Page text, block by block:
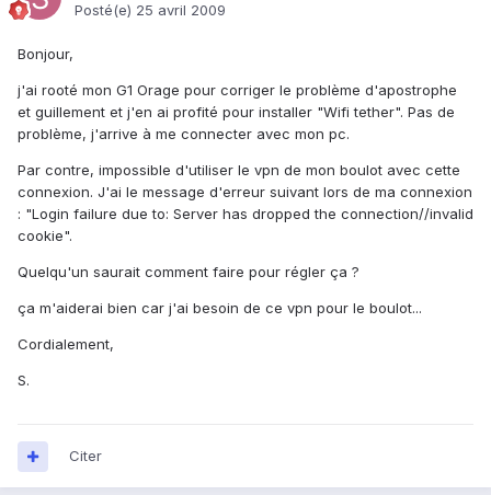
Posté(e) 25 avril 2009
Bonjour,
j'ai rooté mon G1 Orage pour corriger le problème d'apostrophe
et guillement et j'en ai profité pour installer "Wifi tether". Pas de
problème, j'arrive à me connecter avec mon pc.
Par contre, impossible d'utiliser le vpn de mon boulot avec cette
connexion. J'ai le message d'erreur suivant lors de ma connexion
: "Login failure due to: Server has dropped the connection//invalid
cookie".
Quelqu'un saurait comment faire pour régler ça ?
ça m'aiderai bien car j'ai besoin de ce vpn pour le boulot...
Cordialement,
S.
Citer